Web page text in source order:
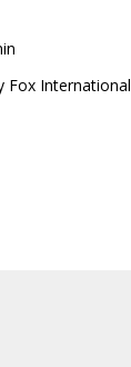
Fox International